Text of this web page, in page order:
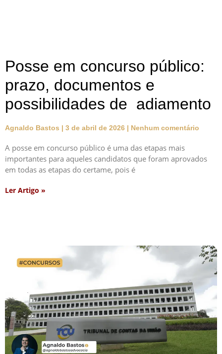
Posse em concurso público:
prazo, documentos e
possibilidades de adiamento
Agnaldo Bastos 3 de abril de 2026 Nenhum comentário
A posse em concurso público é uma das etapas mais
importantes para aqueles candidatos que foram aprovados
em todas as etapas do certame, pois é
Ler Artigo »